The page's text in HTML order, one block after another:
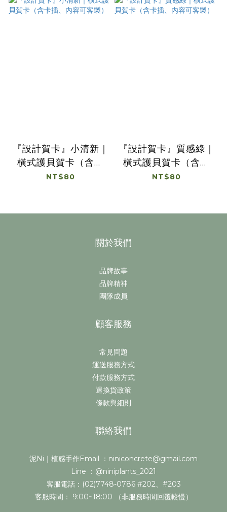
『設計賀卡』小清新｜
橫式護貝賀卡（含卡
插、內容可客製）
NT$80
『設計賀卡』質感綠｜
橫式護貝賀卡（含卡
插、內容可客製）
NT$80
關於我們
品牌故事
品牌精神
團隊成員
顧客服務
常見問題
運送服務方式
付款服務方式
退換貨政策
條款與細則
聯絡我們
泥Ni｜植感手作Email ：niniconcrete@gmail.com
Line ：@niniplants_2021
客服電話：(02)7748-0786 #202、#203
客服時間： 9:00~18:00 （非服務時間回覆較慢）